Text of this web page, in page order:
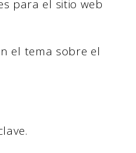
para el sitio web
el tema sobre el